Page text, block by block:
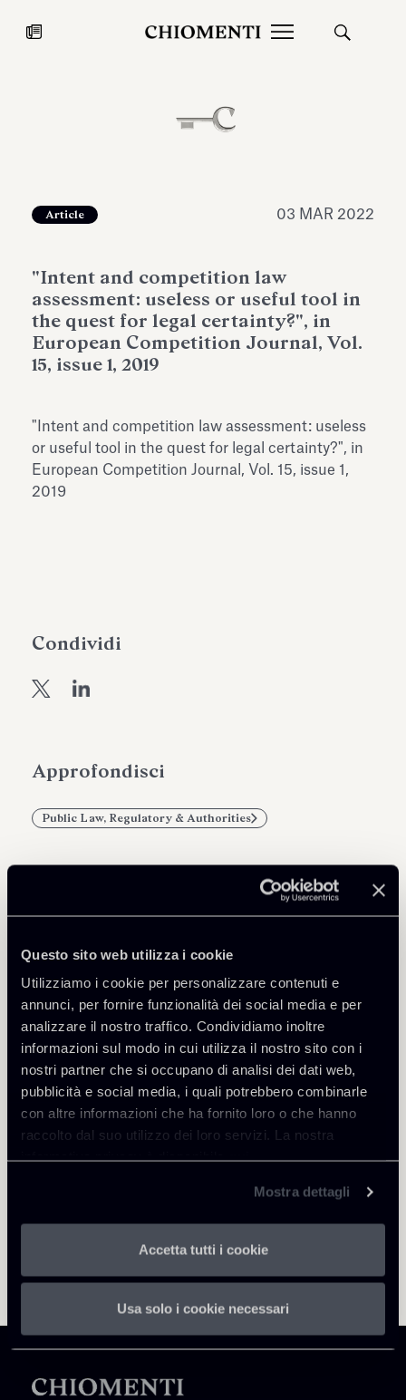
Questo sito web utilizza i cookie
Utilizziamo i cookie per personalizzare contenuti e
annunci, per fornire funzionalità dei social media e per
analizzare il nostro traffico. Condividiamo inoltre
informazioni sul modo in cui utilizza il nostro sito con i
nostri partner che si occupano di analisi dei dati web,
pubblicità e social media, i quali potrebbero combinarle
con altre informazioni che ha fornito loro o che hanno
raccolto dal suo utilizzo dei loro servizi. La nostra
informativa privacy è disponibilequi.
Mostra dettagli
Accetta tutti i cookie
Usa solo i cookie necessari
27 LUG 2026
Fondazione Torlonia inaugura la
dell’Antiquarium di Villa Albani
Torlonia
Leggi tutto
Approfondisci
Public Law, Regulatory & Authorities
Article 03 MAR 2022
"Intent and competition law
assessment: useless or useful tool in
the quest for legal certainty?", in
European Competition Journal, Vol.
15, issue 1, 2019
"Intent and competition law assessment: useless
or useful tool in the quest for legal certainty?", in
European Competition Journal, Vol. 15, issue 1,
2019
Condividi
Torna agli Insights
Patrick Actis Perinetto
SEDI
Roma
Scopri il professionista